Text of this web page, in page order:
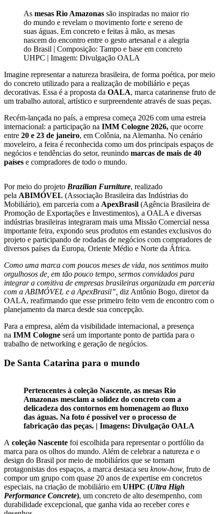
As mesas Rio Amazonas são inspiradas no maior rio
do mundo e revelam o movimento forte e sereno de
suas águas. Em concreto e feitas à mão, as mesas
nascem do encontro entre o gesto artesanal e a alegria
do Brasil | Composição: Tampo e base em concreto
UHPC | Imagem: Divulgação OALA
Imagine representar a natureza brasileira, de forma poética, por meio
do concreto utilizado para a realização de mobiliário e peças
decorativas. Essa é a proposta da OALA, marca catarinense fruto de
um trabalho autoral, artístico e surpreendente através de suas peças.
Recém-lançada no país, a empresa começa 2026 com uma estreia
internacional: a participação na IMM Cologne 2026, que ocorre
entre 20 e 23 de janeiro, em Colônia, na Alemanha. No cenário
moveleiro, a feira é reconhecida como um dos principais espaços de
negócios e tendências do setor, reunindo marcas de mais de 40
países e compradores de todo o mundo.
Por meio do projeto Brazilian Furniture, realizado
pela ABIMÓVEL (Associação Brasileira das Indústrias do
Mobiliário), em parceria com a ApexBrasil (Agência Brasileira de
Promoção de Exportações e Investimentos), a OALA e diversas
indústrias brasileiras integraram mais uma Missão Comercial nessa
importante feira, expondo seus produtos em estandes exclusivos do
projeto e participando de rodadas de negócios com compradores de
diversos países da Europa, Oriente Médio e Norte da África.
Como uma marca com poucos meses de vida, nos sentimos muito
orgulhosos de, em tão pouco tempo, sermos convidados para
integrar a comitiva de empresas brasileiras organizada em parceria
com a ABIMÓVEL e a ApexBrasil”, diz Antônio Bogo, diretor da
OALA, reafirmando que esse primeiro feito vem de encontro com o
planejamento da marca desde sua concepção.
Para a empresa, além da visibilidade internacional, a presença
na IMM Cologne será um importante ponto de partida para o
trabalho de networking e geração de negócios.
De Santa Catarina para o mundo
Pertencentes à coleção Nascente, as mesas Rio
Amazonas mesclam a solidez do concreto com a
delicadeza dos contornos em homenagem ao fluxo
das águas. Na foto é possível ver o processo de
fabricação das peças. | Imagens: Divulgação OALA
A coleção Nascente foi escolhida para representar o portfólio da
marca para os olhos do mundo. Além de celebrar a natureza e o
design do Brasil por meio de mobiliários que se tornam
protagonistas dos espaços, a marca destaca seu know-how, fruto de
compor um grupo com quase 20 anos de expertise em concretos
especiais, na criação de mobiliário em UHPC (Ultra High
Performance Concrete), um concreto de alto desempenho, com
durabilidade excepcional, que ganha vida ao receber cores e